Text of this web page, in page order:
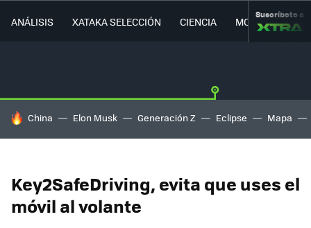
ANÁLISIS XATAKA SELECCIÓN CIENCIA MOVILIDAD
Suscríbete a
HOY SE HABLA DE
China Elon Musk Generación Z Eclipse Mapa
Key2SafeDriving, evita que uses el
móvil al volante